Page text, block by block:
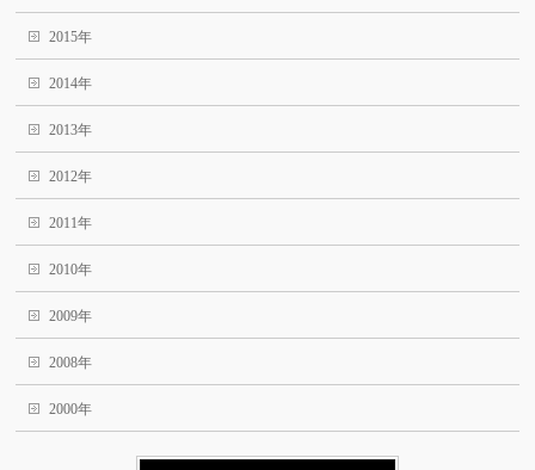
2015年
2014年
2013年
2012年
2011年
2010年
2009年
2008年
2000年